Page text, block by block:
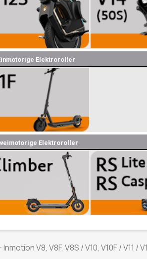
Elektroroller
Elektroroller
V8, V8F, V8S / V10, V10F / V11 /